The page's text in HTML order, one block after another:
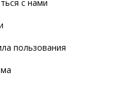
с нами
пользования